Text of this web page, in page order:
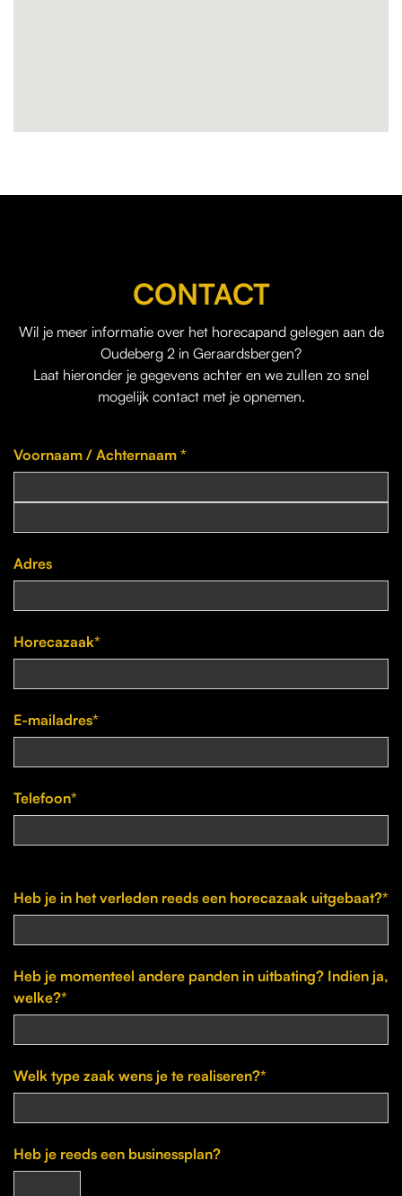
CONTACT
Wil je meer informatie over het horecapand gelegen aan de
Oudeberg 2 in Geraardsbergen?
Laat hieronder je gegevens achter en we zullen zo snel
mogelijk contact met je opnemen.
Voornaam / Achternaam *
Adres
Horecazaak*
E-mailadres*
Telefoon*
Heb je in het verleden reeds een horecazaak uitgebaat?*
Heb je momenteel andere panden in uitbating? Indien ja,
welke?*
Welk type zaak wens je te realiseren?*
Heb je reeds een businessplan?